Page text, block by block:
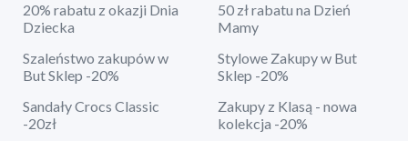
20% rabatu z okazji Dnia
Dziecka
50 zł rabatu na Dzień
Mamy
Szaleństwo zakupów w
But Sklep -20%
Stylowe Zakupy w But
Sklep -20%
Sandały Crocs Classic
-20zł
Zakupy z Klasą - nowa
kolekcja -20%